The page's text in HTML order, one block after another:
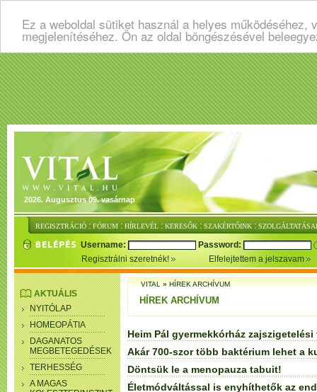
Ez a weboldal sütiket használ a helyes
megjelenítéséhez. Ön az oldal böngészésével
2026. Augusztus 09. vasárnap
REGISZTRÁCIÓ : FÓRUM : HÍRLEVÉL : KERESŐK : SZAKÉRTŐINK :
Username:
Password:
Regisztrálni szeretnék!
Elfelejtettem a jelszavam
AKTUÁLIS
NYITÓLAP
HOMEOPÁTIA
DAGANATOS
MEGBETEGEDÉSEK
TERHESSÉG
A MAGAS
VITAL»HÍREK ARCHÍVUM
HÍREK ARCHÍVUM
Heim Pál gyermekkórház
Akár 700-szor több baktérium lehet a
Döntsük le a menopauza tabuit!
Életmódváltással is enyhíthetők az